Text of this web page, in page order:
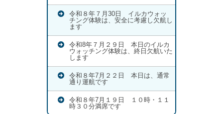
令和８年７月30日 イルカウォッ
チング体験は、安全に考慮し欠航し
ます
令和8年７月２９日 本日のイルカ
ウォッチング体験は、終日欠航いた
します
令和８年7月２２日 本日は、通常
通り運航です
令和８年7月１９日 １０時・１１
時３０分満席です